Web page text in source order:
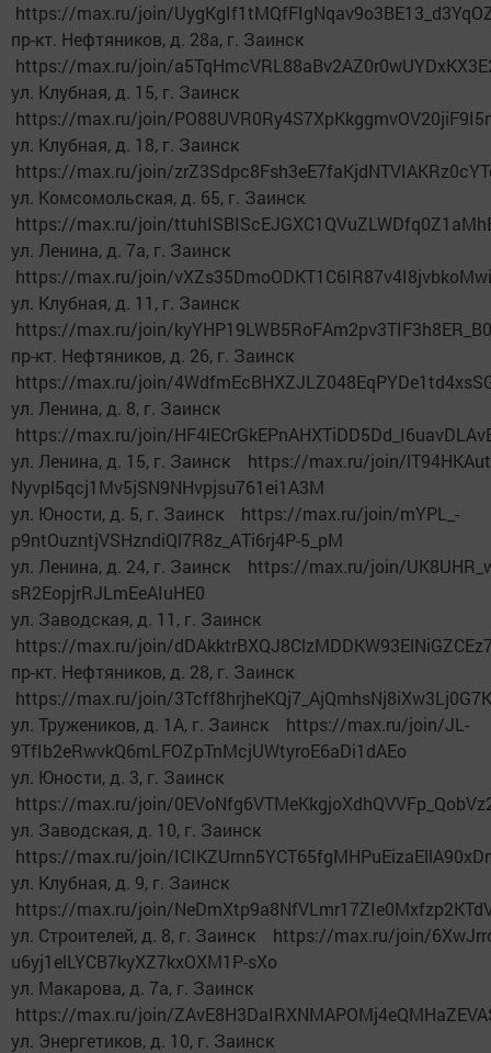
https://max.ru/join/
пр-кт. Нефтяников, д. 28а, г. Заинск
https://max.ru/join/
ул. Клубная, д. 15, г. Заинск
https://max.ru/join/
ул. Клубная, д. 18, г. Заинск
https://max.ru/join/
ул. Комсомольская, д. 65, г. Заинск
https://max.ru/join/
ул. Ленина, д. 7а, г. Заинск
https://max.ru/join/
ул. Клубная, д. 11, г. Заинск
https://max.ru/join/
пр-кт. Нефтяников, д. 26, г. Заинск
https://max.ru/join/
ул. Ленина, д. 8, г. Заинск
https://max.ru/join/
ул. Ленина, д. 15, г. Заинск https://max.ru/join/
Nyvpl5qcj1Mv5jSN9NHvpjsu761ei1A3M
ул. Юности, д. 5, г. Заинск https://max.ru/join/mYPL_-
p9ntOuzntjVSHzndiQl7R8z_ATi6rj4P-5_pM
ул. Ленина, д. 24, г. Заинск https://max.ru/join/
sR2EopjrRJLmEeAIuHE0
ул. Заводская, д. 11, г. Заинск
https://max.ru/join/
пр-кт. Нефтяников, д. 28, г. Заинск
https://max.ru/join/
ул. Тружеников, д. 1А, г. Заинск https://max.ru/join/JL-
9TfIb2eRwvkQ6mLFOZpTnMcjUWtyroE6aDi1dAEo
ул. Юности, д. 3, г. Заинск
https://max.ru/join/
ул. Заводская, д. 10, г. Заинск
https://max.ru/join/
ул. Клубная, д. 9, г. Заинск
https://max.ru/join/
ул. Строителей, д. 8, г. Заинск https://max.ru/join/
u6yj1elLYCB7kyXZ7kxOXM1P-sXo
ул. Макарова, д. 7а, г. Заинск
https://max.ru/join/
ул. Энергетиков, д. 10, г. Заинск